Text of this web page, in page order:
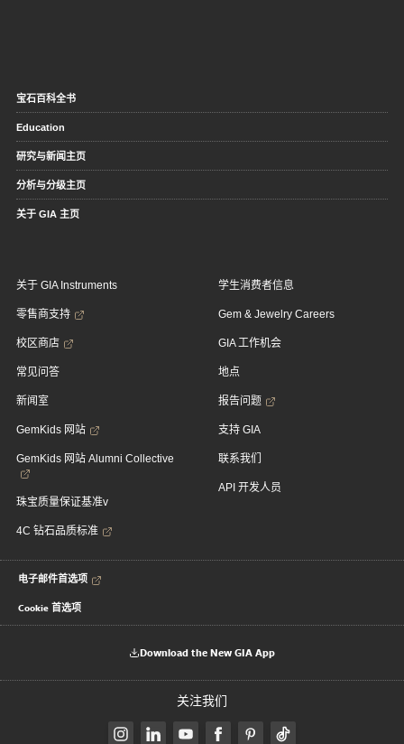
宝石百科全书
Education
研究与新闻主页
分析与分级主页
关于 GIA 主页
关于 GIA Instruments
零售商支持
校区商店
常见问答
新闻室
GemKids 网站
GemKids 网站 Alumni Collective
珠宝质量保证基准v
4C 钻石品质标准
学生消费者信息
Gem & Jewelry Careers
GIA 工作机会
地点
报告问题
支持 GIA
联系我们
API 开发人员
电子邮件首选项
Cookie 首选项
Download the New GIA App
关注我们